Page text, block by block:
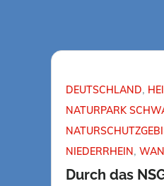
DEUTSCHLAND
NATURPARK
NIEDERRHEIN
Durch das